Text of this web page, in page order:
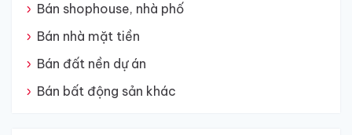
Bán shophouse, nhà phố
Bán nhà mặt tiền
Bán đất nền dự án
Bán bất động sản khác